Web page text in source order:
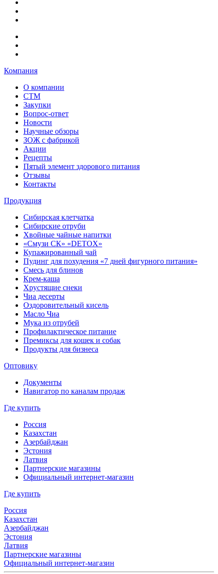
Компания
О компании
СТМ
Закупки
Вопрос-ответ
Новости
Научные обзоры
ЗОЖ с фабрикой
Акции
Рецепты
Пятый элемент здорового питания
Отзывы
Контакты
Продукция
Сибирская клетчатка
Сибирские отруби
Хвойные чайные напитки
«Смузи СК» «DETOX»
Купажированный чай
Пудинг для похудения «7 дней фигурного питания»
Смесь для блинов
Крем-каша
Хрустящие снеки
Чиа десерты
Оздоровительный кисель
Масло Чиа
Мука из отрубей
Профилактическое питание
Премиксы для кошек и собак
Продукты для бизнеса
Оптовику
Документы
Навигатор по каналам продаж
Где купить
Россия
Казахстан
Азербайджан
Эстония
Латвия
Партнерские магазины
Официальный интернет-магазин
Где купить
Россия
Казахстан
Азербайджан
Эстония
Латвия
Партнерские магазины
Официальный интернет-магазин